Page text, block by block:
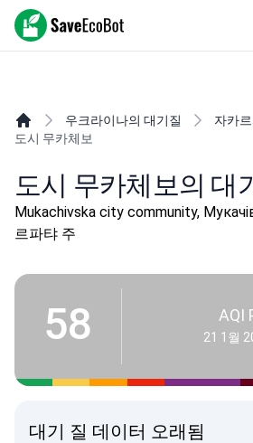
SaveEcoBot
우크라이나의 대기질
자카
도시 무카체보
도시 무카체보의 대
Mukachivska city community,
르파탸 주
58 AQI
21 1월
대기 질 데이터 오래됨